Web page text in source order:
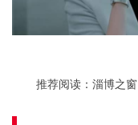
推荐阅读： 淄博之窗